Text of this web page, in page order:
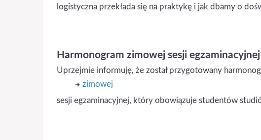
logistyczna przekłada się na praktykę i jak dbamy o
Harmonogram zimowej sesji egzaminacyjnej
Uprzejmie informuję, że został przygotowany
zimowej
sesji egzaminacyjnej, który obowiązuje studentów